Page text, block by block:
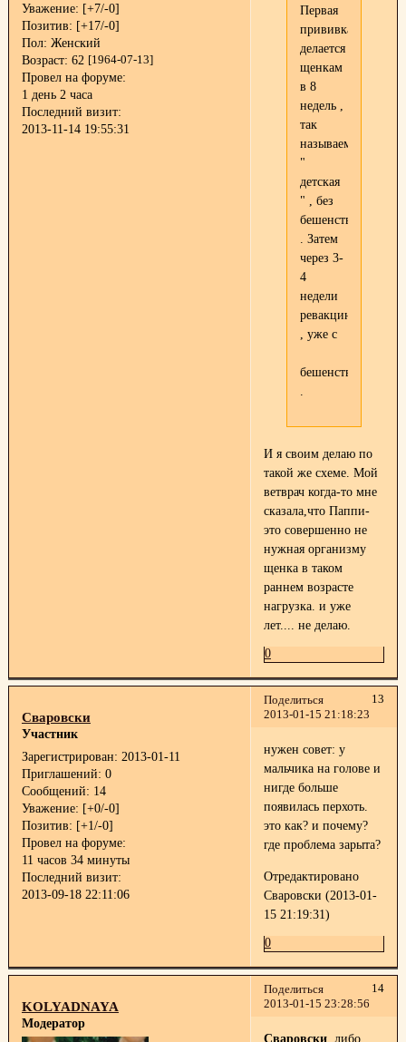
Уважение: [+7/-0]
Позитив: [+17/-0]
Пол: Женский
Возраст: 62 [1964-07-13]
Провел на форуме:
1 день 2 часа
Последний визит:
2013-11-14 19:55:31
Первая
прививка
делается
щенкам
в 8
недель ,
так
называемая
"
детская
" , без
бешенства
. Затем
через 3-
4
недели
ревакцинация
, уже с
бешенством
И я своим делаю по
такой же схеме. Мой
ветврач когда-то мне
сказала,что Паппи-
это совершенно не
нужная организму
щенка в таком
раннем возрасте
нагрузка. и уже
лет.... не делаю.
0
Поделиться
13
2013-01-15 21:18:23
Сваровски
Участник
Зарегистрирован: 2013-01-11
Приглашений: 0
Сообщений: 14
Уважение: [+0/-0]
Позитив: [+1/-0]
Провел на форуме:
11 часов 34 минуты
Последний визит:
2013-09-18 22:11:06
нужен совет: у
мальчика на голове и
нигде больше
появилась перхоть.
это как? и почему?
где проблема зарыта?
Отредактировано
Сваровски (2013-01-
15 21:19:31)
0
Поделиться
14
2013-01-15 23:28:56
KOLYADNAYA
Модератор
Сваровски, либо